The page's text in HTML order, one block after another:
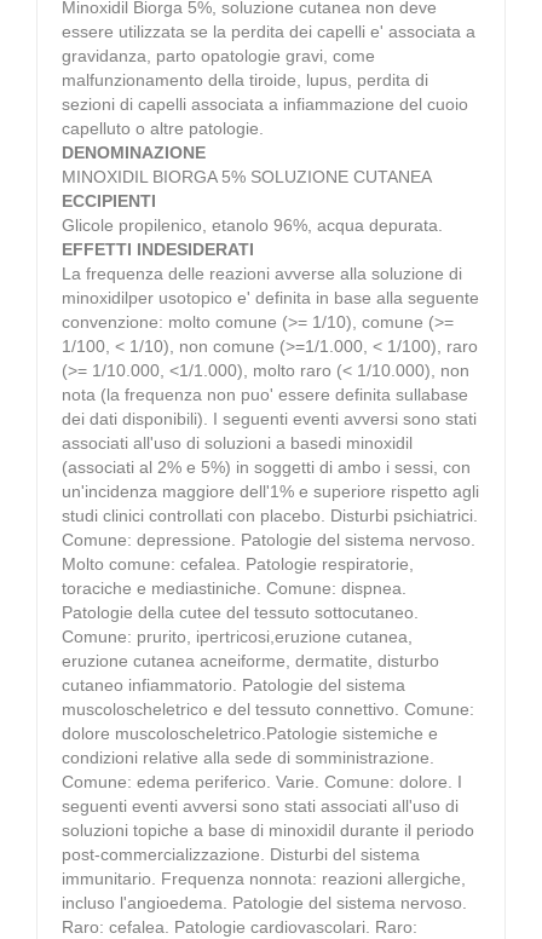
Minoxidil Biorga 5%, soluzione cutanea non deve
essere utilizzata se la perdita dei capelli e' associata a
gravidanza, parto opatologie gravi, come
malfunzionamento della tiroide, lupus, perdita di
sezioni di capelli associata a infiammazione del cuoio
capelluto o altre patologie.
DENOMINAZIONE
MINOXIDIL BIORGA 5% SOLUZIONE CUTANEA
ECCIPIENTI
Glicole propilenico, etanolo 96%, acqua depurata.
EFFETTI INDESIDERATI
La frequenza delle reazioni avverse alla soluzione di
minoxidilper usotopico e' definita in base alla seguente
convenzione: molto comune (>= 1/10), comune (>=
1/100, < 1/10), non comune (>=1/1.000, < 1/100), raro
(>= 1/10.000, <1/1.000), molto raro (< 1/10.000), non
nota (la frequenza non puo' essere definita sullabase
dei dati disponibili). I seguenti eventi avversi sono stati
associati all'uso di soluzioni a basedi minoxidil
(associati al 2% e 5%) in soggetti di ambo i sessi, con
un'incidenza maggiore dell'1% e superiore rispetto agli
studi clinici controllati con placebo. Disturbi psichiatrici.
Comune: depressione. Patologie del sistema nervoso.
Molto comune: cefalea. Patologie respiratorie,
toraciche e mediastiniche. Comune: dispnea.
Patologie della cutee del tessuto sottocutaneo.
Comune: prurito, ipertricosi,eruzione cutanea,
eruzione cutanea acneiforme, dermatite, disturbo
cutaneo infiammatorio. Patologie del sistema
muscoloscheletrico e del tessuto connettivo. Comune:
dolore muscoloscheletrico.Patologie sistemiche e
condizioni relative alla sede di somministrazione.
Comune: edema periferico. Varie. Comune: dolore. I
seguenti eventi avversi sono stati associati all'uso di
soluzioni topiche a base di minoxidil durante il periodo
post-commercializzazione. Disturbi del sistema
immunitario. Frequenza nonnota: reazioni allergiche,
incluso l'angioedema. Patologie del sistema nervoso.
Raro: cefalea. Patologie cardiovascolari. Raro: